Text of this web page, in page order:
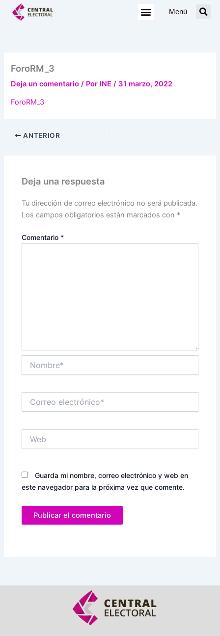
Menú
ForoRM_3
Deja un comentario / Por INE/ 31 marzo, 2022
ForoRM_3
ANTERIOR
Deja una respuesta
Tu dirección de correo electrónico no será publicada.
Los campos obligatorios están marcados con *
Comentario *
electrónico*
Guarda mi nombre, correo electrónico y web en
este navegador para la próxima vez que comente.